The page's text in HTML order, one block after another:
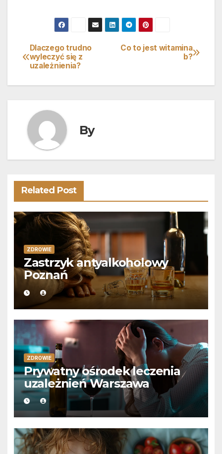
Nawigacja
wpisu
Co to jest witamina
b?
Dlaczego trudno
wyleczyć się z
uzależnienia?
By
Related Post
ZDROWIE
Zastrzyk antyalkoholowy
Poznań
ZDROWIE
Prywatny ośrodek leczenia
uzależnień Warszawa